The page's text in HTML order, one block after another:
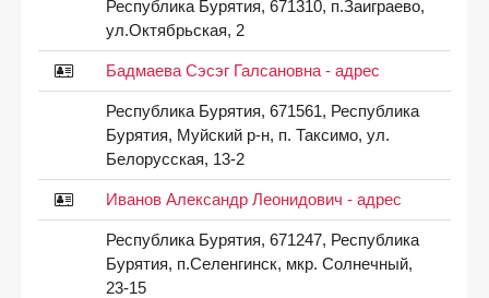
Республика Бурятия, 671310, п.Заиграево,
ул.Октябрьская, 2
Бадмаева Сэсэг Галсановна - адрес
Республика Бурятия, 671561, Республика
Бурятия, Муйский р-н, п. Таксимо, ул.
Белорусская, 13-2
Иванов Александр Леонидович - адрес
Республика Бурятия, 671247, Республика
Бурятия, п.Селенгинск, мкр. Солнечный,
23-15